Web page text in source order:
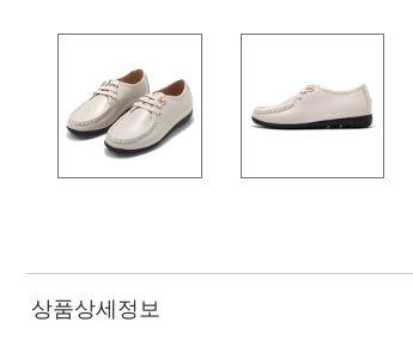
상품상세정보